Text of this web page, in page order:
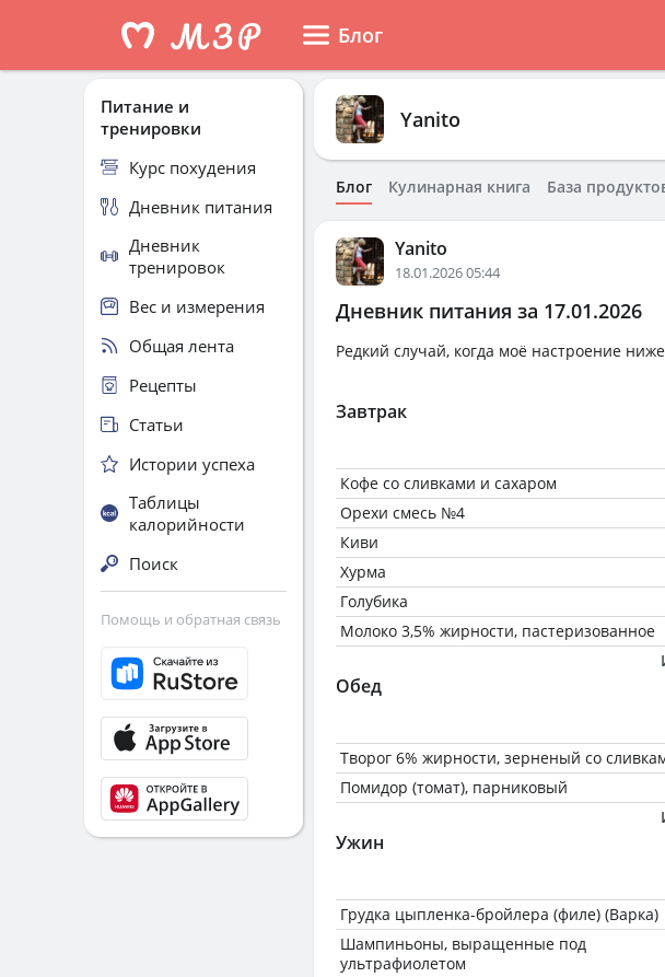
Блог
Yanito
Блог Кулинарная книга База
Yanito
18.01.2026 05:44
Дневник питания за 17.01.2026
Редкий случай, когда моё настроение
Завтрак
Кофе со сливками и сахаром
Орехи смесь №4
Киви
Хурма
Голубика
Молоко 3,5% жирности, пастеризованное
Обед
Творог 6% жирности, зерненый со
Помидор (томат), парниковый
Ужин
Грудка цыпленка-бройлера (филе) (Варка)
Шампиньоны, выращенные под
ультрафиолетом
Питание и
тренировки
Курс похудения
Дневник питания
Дневник
тренировок
Вес и измерения
Общая лента
Рецепты
Статьи
Истории успеха
Таблицы
калорийности
Поиск
Помощь и обратная связь